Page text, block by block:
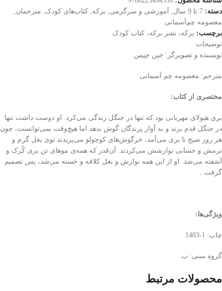
دسته: 7 تا 9 سال آموزشی و سرگرمی برکه کتاب‌های کودک مترجمان
معصومه چم‌آسمانی
برچسب: برکه، نشر برکه، کتاب کودک
توضیحات
نویسنده و تصویرگر: جین چپمن
مترجم: معصومه چم آسمانی
مختصری از کتاب:
بری هیولای مهربانی بود که تنها در جنگل زندگی می‌کرد. او دوست داشت تنها
در جنگل قدم بزند و به آواز پرندگان گوش بدهد اما هیچ‌وقت نمی‌توانست، چون
هر روز صبح تا بری می‌آمد، خرگوش‌های کوچولو می‌پریدند توی بغل گرم و
نرمش و حسابی نوازشش می‌کردند. آن‌قدر که همه‌ی موهای تن بری کُرک و
آشفته می‌شد. او از این همه نوازش و بغل کلافه و خسته می‌شد، پس تصمیم
گرفت…
ویژگی‌ها:
چاپ: 1-1403
گروه سنی: ب
محصولات مرتبط